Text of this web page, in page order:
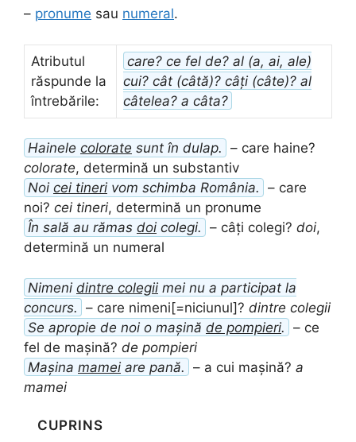
– pronume sau numeral.
Atributul
răspunde la
întrebările:
care? ce fel de? al (a, ai, ale)
cui? cât (câtă)? câți (câte)? al
câtelea? a câta?
Hainele colorate sunt în dulap. – care haine?
colorate, determină un substantiv
Noi cei tineri vom schimba România. – care
noi? cei tineri, determină un pronume
În sală au rămas doi colegi. – câți colegi? doi,
determină un numeral
Nimeni dintre colegii mei nu a participat la
concurs. – care nimeni[=niciunul]? dintre colegii
Se apropie de noi o mașină de pompieri. – ce
fel de mașină? de pompieri
Mașina mamei are pană. – a cui mașină? a
mamei
CUPRINS